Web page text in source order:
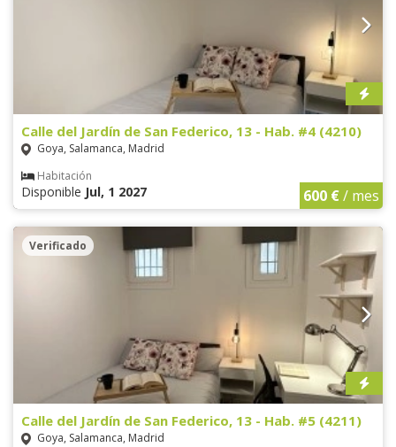
Calle del Jardín de San Federico, 13 - Hab. #4 (4210)
Goya, Salamanca, Madrid
Habitación
Disponible Jul, 1 2027 600 €/ mes
Verificado
Calle del Jardín de San Federico, 13 - Hab. #5 (4211)
Goya, Salamanca, Madrid